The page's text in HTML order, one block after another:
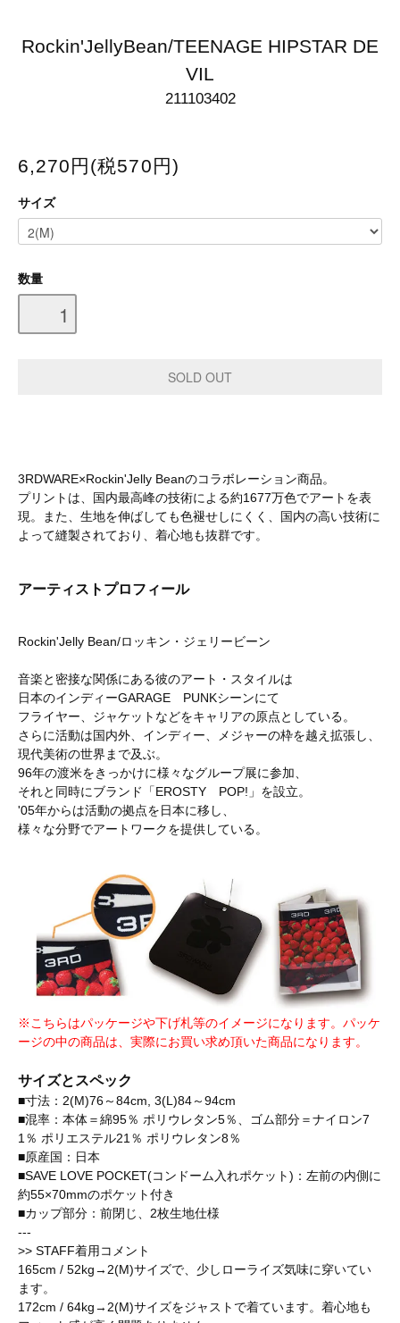
Rockin'JellyBean/TEENAGE HIPSTAR DE
VIL
211103402
6,270円(税570円)
サイズ
数量
3RDWARE×Rockin'Jelly Beanのコラボレーション商品。
プリントは、国内最高峰の技術による約1677万色でアートを表
現。また、生地を伸ばしても色褪せしにくく、国内の高い技術に
よって縫製されており、着心地も抜群です。
アーティストプロフィール
Rockin'Jelly Bean/ロッキン・ジェリービーン
音楽と密接な関係にある彼のアート・スタイルは
日本のインディーGARAGE PUNKシーンにて
フライヤー、ジャケットなどをキャリアの原点としている。
さらに活動は国内外、インディー、メジャーの枠を越え拡張し、
現代美術の世界まで及ぶ。
96年の渡米をきっかけに様々なグループ展に参加、
それと同時にブランド「EROSTY POP!」を設立。
'05年からは活動の拠点を日本に移し、
様々な分野でアートワークを提供している。
※こちらはパッケージや下げ札等のイメージになります。パッケ
ージの中の商品は、実際にお買い求め頂いた商品になります。
サイズとスペック
■寸法：2(M)76～84cm, 3(L)84～94cm
■混率：本体＝綿95％ ポリウレタン5％、ゴム部分＝ナイロン7
1％ ポリエステル21％ ポリウレタン8％
■原産国：日本
■SAVE LOVE POCKET(コンドーム入れポケット)：左前の内側に
約55×70mmのポケット付き
■カップ部分：前閉じ、2枚生地仕様
---
>> STAFF着用コメント
165cm / 52kg→2(M)サイズで、少しローライズ気味に穿いてい
ます。
172cm / 64kg→2(M)サイズをジャストで着ています。着心地も